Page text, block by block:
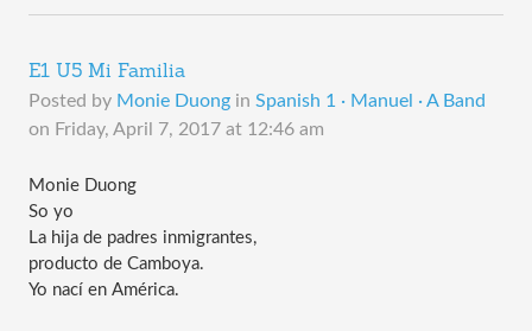
E1 U5 Mi Familia
Posted by Monie Duong in Spanish 1 · Manuel · A Band
on Friday, April 7, 2017 at 12:46 am
Monie Duong
So yo
La hija de padres inmigrantes,
producto de Camboya.
Yo nací en América.